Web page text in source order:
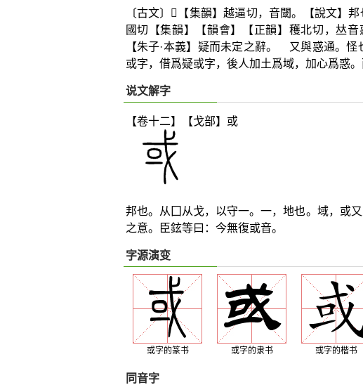
〔古文〕
𢈿
【集韻】越逼切，音閾。【說文】
國切【集韻】【韻會】【正韻】穫北切，𠀤音
【朱子·本義】疑而未定之辭。 又與惑通。
或字，借爲疑或字，後人加土爲域，加心爲惑
说文解字
【卷十二】【戈部】 或
邦也。从囗从戈，以守一。一，地也。域，或
之意。臣鉉等曰：今無復或音。
字源演变
或字的篆书 或字的隶书 或字的楷书
同音字